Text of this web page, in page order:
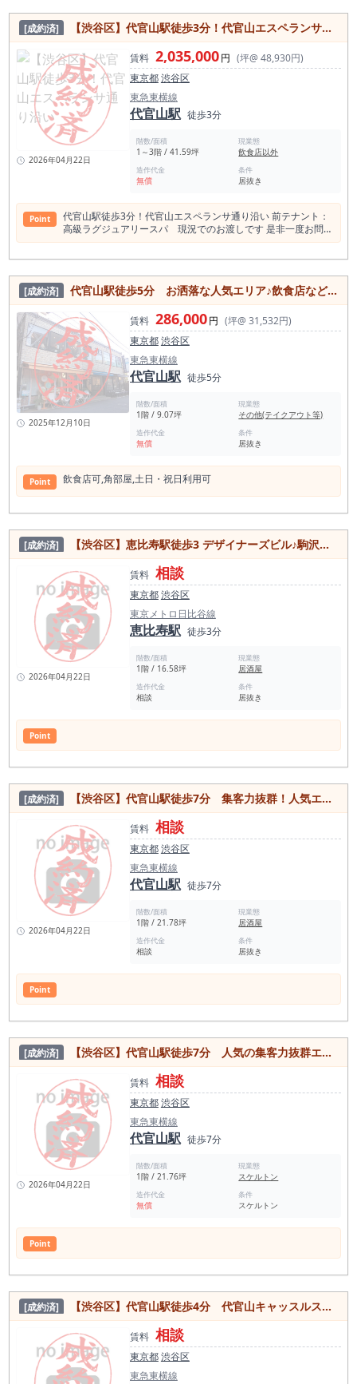
トーン調の内装が特徴のバー居抜き物件です。 約20.24坪の広
さがあり、個室、カウンター、テーブル席を組み合わせた営業
が検討できます。 カウンターでは店主やスタッフとの会話を楽
しむ常連利用、テーブル席ではグループ利用、個室ではカラオ
ケや会食後の二次会利用など、複数の利用シーンを想定できる
点が魅力です。 単なる小箱バーではなく、客層や利用目的に応
じた席の使い分けを考えやすい物件です。 カラオケバーにおい
ては、内装の雰囲気と音の出し方、席配置、スタッフ動線が売
上に直結します。 本物件は既存のバー内装を活用できる場合、
スケルトンから店舗を作る場合と比較して、開業準備期間や工
事範囲を抑えられる可能性があります。 カラオケ機器の設置位
置、モニターの見え方、音響、照明、個室の使い方、カウンタ
ー越しの接客導線などは、内見時に必ず確認したいポイントで
店」「落ち着いて歌える店」「二軒目で使いやすい店」として
設計する方が相性を確認しやすいと考えられます。モノトーン
内装を活かし、落ち着いた大人向けのカラオケバー、スナッ
ク、ラウンジ、会員制バーとして見せることで、恵比寿らしい
軒目、深夜帯の利用まで視野に入れた営業設計を検討できま
す。 ただし、実際の営業内容、音量、近隣環境、設備条件、同
ビル内の業態制限については事前確認が必要です。 カラオケ利
用を前提とする場合は、音漏れ、防音、機器設置、近隣区画と
の関係も含めて内見時に確認することをおすすめします。 撤去
物品として、製氷機、オープン席のテーブル、金庫がありま
す。 そのため、出店時には必要設備や什器の追加、レイアウト
調整、ドリンクオペレーションの確認が必要です。 既存内装を
活かしながら、カラオケバーとして使いやすい席配置、スタッ
フ導線、ドリンク提供導線をどう作るかが重要になります。 恵
比寿でカラオケバーを開業したい方、会員制バーや紹介制バー
を検討している方、スナック・ラウンジ系業態で出店先を探し
ている方には、一度現地をご確認いただきたい物件です。 恵比
寿駅徒歩5分、カラオケ可、個室・カウンター・テーブル席あ
ー」を作りたい方におすすめの募集案件です。
[成約済] 【渋谷区】代官山駅徒歩3分！代官山エスペランサ通り沿い
2026年04月22日
賃料 2,035,000円 (坪@ 48,930円)
東京都渋谷区
東急東横線
代官山駅 徒歩3分
階数/面積
1～3階 / 41.59坪
現業態
飲食店以外
造作代金
無償
条件
居抜き
Point
代官山駅徒歩3分！代官山エスペランサ通り沿い 前テナント：
高級ラグジュアリースパ 現況でのお渡しです 是非一度お問い
合わせください！
[成約済] 代官⼭駅徒歩5分 お洒落な人気エリア♪飲食店など入るテナントの一画！角部屋店舗
2025年12月10日
賃料 286,000円 (坪@ 31,532円)
東京都渋谷区
東急東横線
代官山駅 徒歩5分
階数/面積
1階 / 9.07坪
現業態
その他(テイクアウト等)
造作代金
無償
条件
居抜き
Point 飲⾷店可,⾓部屋,⼟⽇・祝⽇利⽤可
[成約済] 【渋谷区】恵比寿駅徒歩3 デザイナーズビル♪駒沢通り沿いの1階路面居抜き物件
2026年04月22日
賃料 相談
東京都渋谷区
東京メトロ日比谷線
恵比寿駅 徒歩3分
階数/面積
1階 / 16.58坪
現業態
居酒屋
造作代金
相談
条件
居抜き
Point
[成約済] 【渋谷区】代官山駅徒歩7分 集客力抜群！人気エリアの1階路面店舗
2026年04月22日
賃料 相談
東京都渋谷区
東急東横線
代官山駅 徒歩7分
階数/面積
1階 / 21.78坪
現業態
居酒屋
造作代金
相談
条件
居抜き
Point
[成約済] 【渋谷区】代官山駅徒歩7分 人気の集客力抜群エリア！1階路面スケルトン物件
2026年04月22日
賃料 相談
東京都渋谷区
東急東横線
代官山駅 徒歩7分
階数/面積
1階 / 21.76坪
現業態
スケルトン
造作代金
無償
条件
スケルトン
Point
[成約済] 【渋谷区】代官山駅徒歩4分 代官山キャッスルストリート沿い1階路面の居抜き物件
賃料 相談
東京都渋谷区
東急東横線